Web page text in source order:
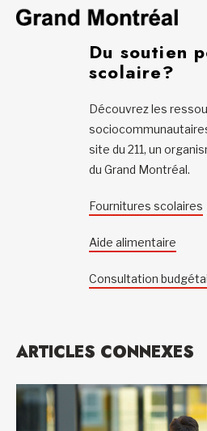
Du soutien
scolaire?
Découvrez les
site du 211, un
du Grand Montréal.
Fournitures scolaires
Aide alimentaire
Consultation
ARTICLES CONNEXES